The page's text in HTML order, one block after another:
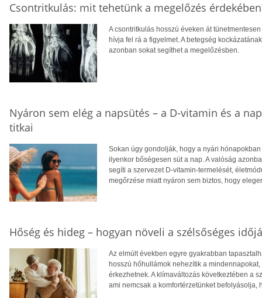
Csontritkulás: mit tehetünk a megelőzés
A csontritkulás hosszú éveken át
hívja fel rá a figyelmet. A betegség
azonban sokat segíthet a megelőzésben.
Nyáron sem elég a napsütés – a D-vitamin és a
titkai
Sokan úgy gondolják, hogy a nyári
ilyenkor bőségesen süt a nap. A valóság
segíti a szervezet D-vitamin-termelését,
megőrzése miatt nyáron sem biztos, hogy
Hőség és hideg – hogyan növeli a szélsőséges
Az elmúlt években egyre gyakrabban
hosszú hőhullámok nehezítik a
érkezhetnek. A klímaváltozás következtében a
ami nemcsak a komfortérzetünket